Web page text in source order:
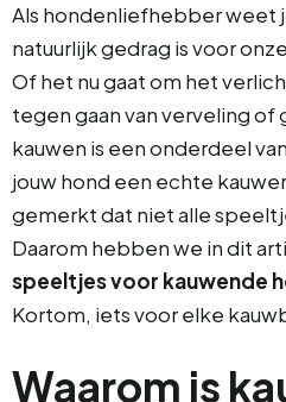
Als hondenliefhebber weet
natuurlijk gedrag is voor
Of het nu gaat om het
tegen gaan van verveling of
kauwen is een onderdeel
jouw hond een echte
gemerkt dat niet alle
Daarom hebben we in dit
speeltjes voor kauwende
Kortom, iets voor elke
Waarom is